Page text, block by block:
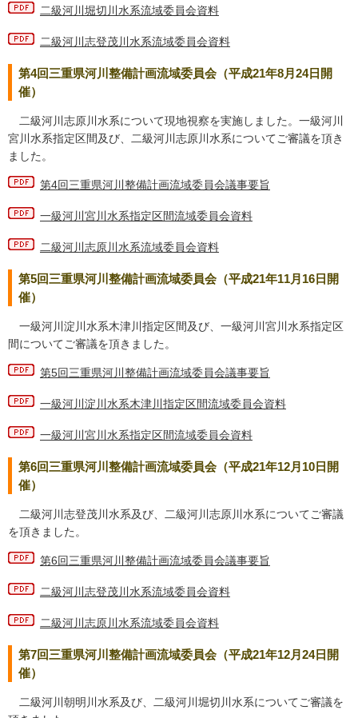
二級河川堀切川水系流域委員会資料
二級河川志登茂川水系流域委員会資料
第4回三重県河川整備計画流域委員会（平成21年8月24日開
催）
二級河川志原川水系について現地視察を実施しました。一級河川
宮川水系指定区間及び、二級河川志原川水系についてご審議を頂き
ました。
第4回三重県河川整備計画流域委員会議事要旨
一級河川宮川水系指定区間流域委員会資料
二級河川志原川水系流域委員会資料
第5回三重県河川整備計画流域委員会（平成21年11月16日開
催）
一級河川淀川水系木津川指定区間及び、一級河川宮川水系指定区
間についてご審議を頂きました。
第5回三重県河川整備計画流域委員会議事要旨
一級河川淀川水系木津川指定区間流域委員会資料
一級河川宮川水系指定区間流域委員会資料
第6回三重県河川整備計画流域委員会（平成21年12月10日開
催）
二級河川志登茂川水系及び、二級河川志原川水系についてご審議
を頂きました。
第6回三重県河川整備計画流域委員会議事要旨
二級河川志登茂川水系流域委員会資料
二級河川志原川水系流域委員会資料
第7回三重県河川整備計画流域委員会（平成21年12月24日開
催）
二級河川朝明川水系及び、二級河川堀切川水系についてご審議を